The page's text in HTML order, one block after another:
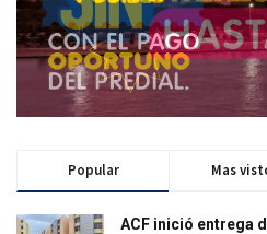
Popular Mas
ACF inició entrega